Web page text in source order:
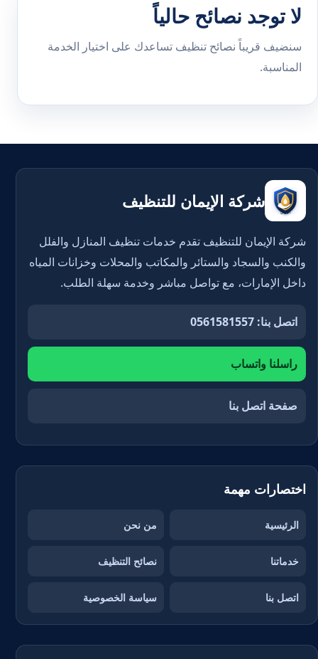
لا توجد نصائح حالياً
سنضيف قريباً نصائح تنظيف تساعدك على اختيار الخدمة
المناسبة.
شركة الإيمان للتنظيف
شركة الإيمان للتنظيف تقدم خدمات تنظيف المنازل والفلل
والكنب والسجاد والستائر والمكاتب والمحلات وخزانات المياه
داخل الإمارات، مع تواصل مباشر وخدمة سهلة الطلب.
اتصل بنا: 0561581557
راسلنا واتساب
صفحة اتصل بنا
اختصارات مهمة
الرئيسية من نحن
خدماتنا نصائح التنظيف
اتصل بنا سياسة الخصوصية